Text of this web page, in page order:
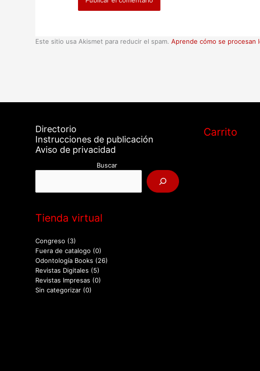
Este sitio usa Akismet para reducir el spam. Aprende cómo se procesan
Directorio
Instrucciones de publicación
Aviso de privacidad
Buscar
Tienda virtual
Congreso (3)
Fuera de catalogo (0)
Odontología Books (26)
Revistas Digitales (5)
Revistas Impresas (0)
Sin categorizar (0)
Carrito